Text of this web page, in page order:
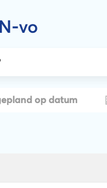
vo
op datum